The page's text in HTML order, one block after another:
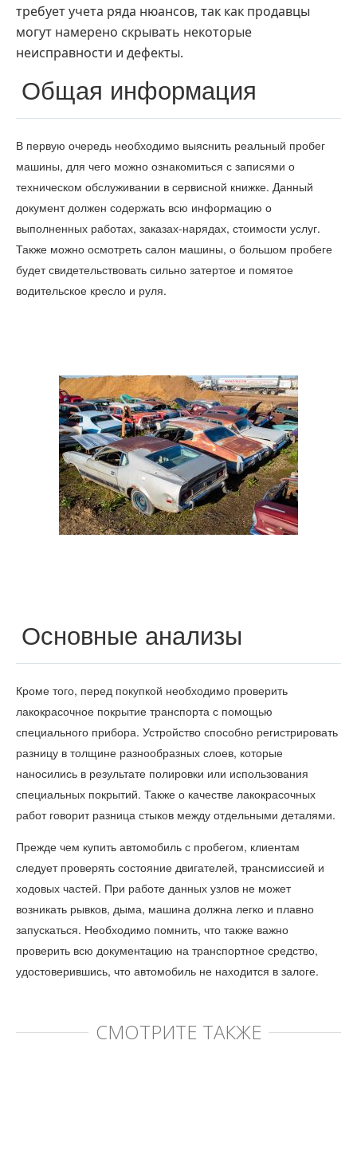
требует учета ряда нюансов, так как продавцы
могут намерено скрывать некоторые
неисправности и дефекты.
Общая информация
В первую очередь необходимо выяснить реальный пробег
машины, для чего можно ознакомиться с записями о
техническом обслуживании в сервисной книжке. Данный
документ должен содержать всю информацию о
выполненных работах, заказах-нарядах, стоимости услуг.
Также можно осмотреть салон машины, о большом пробеге
будет свидетельствовать сильно затертое и помятое
водительское кресло и руля.
Основные анализы
Кроме того, перед покупкой необходимо проверить
лакокрасочное покрытие транспорта с помощью
специального прибора. Устройство способно регистрировать
разницу в толщине разнообразных слоев, которые
наносились в результате полировки или использования
специальных покрытий. Также о качестве лакокрасочных
работ говорит разница стыков между отдельными деталями.
Прежде чем купить автомобиль с пробегом, клиентам
следует проверять состояние двигателей, трансмиссией и
ходовых частей. При работе данных узлов не может
возникать рывков, дыма, машина должна легко и плавно
запускаться. Необходимо помнить, что также важно
проверить всю документацию на транспортное средство,
удостоверившись, что автомобиль не находится в залоге.
СМОТРИТЕ ТАКЖЕ